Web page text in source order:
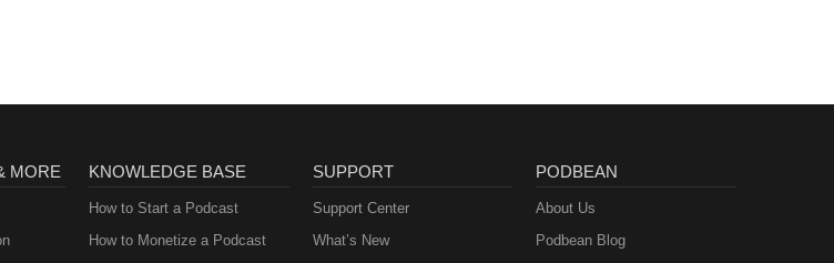
MORE KNOWLEDGE BASE
How to Start a Podcast
How to Monetize a Podcast
SUPPORT
Support Center
What’s New
PODBEAN
About Us
Podbean Blog